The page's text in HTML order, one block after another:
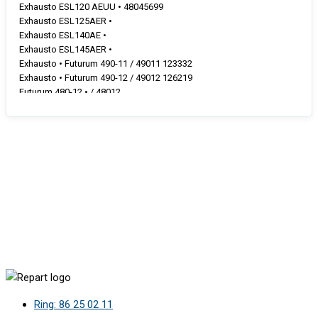
Exhausto ESL120 AEUU • 48045699
Exhausto ESL125AER •
Exhausto ESL140AE •
Exhausto ESL145AER •
Exhausto • Futurum 490-11 / 49011 123332
Exhausto • Futurum 490-12 / 49012 126219
Futurum 480-12 • / 48012
Futurum F420 •
Ring: 86 25 02 11